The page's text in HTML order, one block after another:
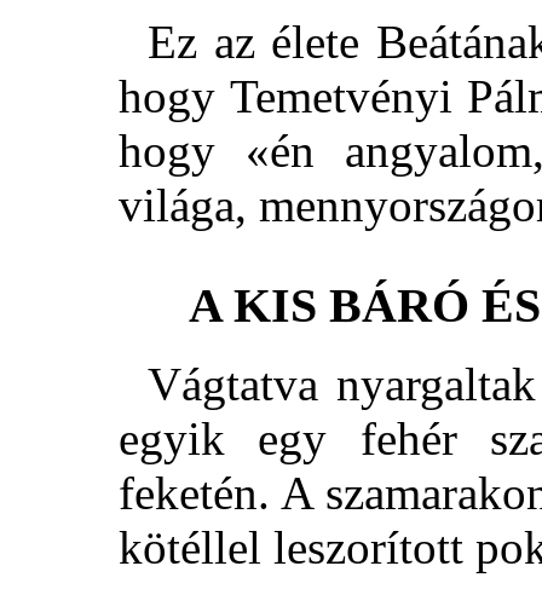
Ez az élete
hogy Temetvényi
hogy «én
világa,
A KIS BÁRÓ
Vágtatva
egyik egy fehér
feketén. A
kötéllel leszorított